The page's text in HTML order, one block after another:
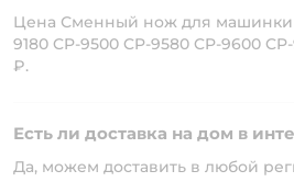
Цена Сменный нож для машинки
9180 CP-9500 CP-9580 CP-9600
₽.
Есть ли доставка на дом в
Да, можем доставить в любой